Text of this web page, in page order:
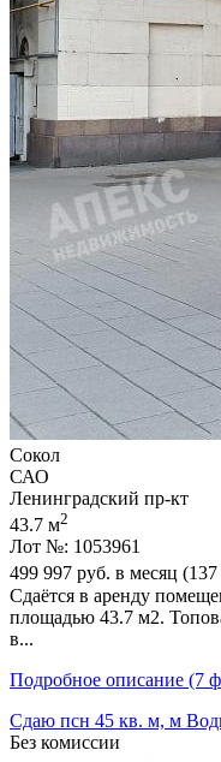
Сокол
САО
Ленинградский пр-кт
43.7 м2
Лот №: 1053961
499 997 руб. в месяц
Сдаётся в аренду
площадью 43.7 м2.
в...
Подробное описание (7
Сдаю псн 45 кв. м, м
Без комиссии